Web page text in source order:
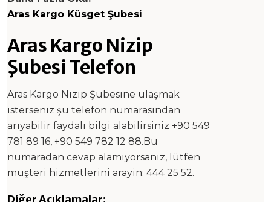
Aras Kargo Küsget Şubesi
Aras Kargo Nizip
Şubesi Telefon
Aras Kargo Nizip Şubesine ulaşmak
isterseniz şu telefon numarasından
arıyabilir faydalı bilgi alabilirsiniz +90 549
781 89 16, +90 549 782 12 88.Bu
numaradan cevap alamıyorsanız, lütfen
müşteri hizmetlerini arayin: 444 25 52.